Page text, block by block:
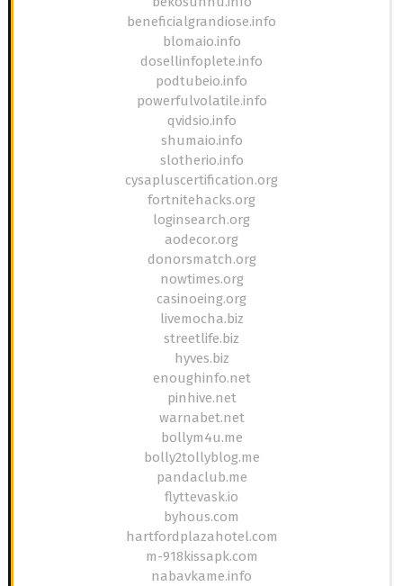
beneficialgrandiose.info
blomaio.info
dosellinfoplete.info
podtubeio.info
powerfulvolatile.info
qvidsio.info
shumaio.info
slotherio.info
cysapluscertification.org
fortnitehacks.org
loginsearch.org
aodecor.org
donorsmatch.org
nowtimes.org
casinoeing.org
livemocha.biz
streetlife.biz
hyves.biz
enoughinfo.net
pinhive.net
warnabet.net
bollym4u.me
bolly2tollyblog.me
pandaclub.me
flyttevask.io
byhous.com
hartfordplazahotel.com
m-918kissapk.com
nabavkame.info